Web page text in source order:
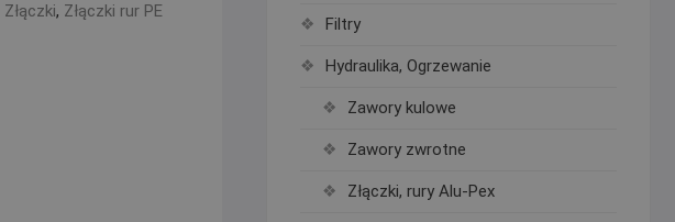
Złączki, Złączki rur PE
Filtry
Hydraulika, Ogrzewanie
Zawory kulowe
Zawory zwrotne
Złączki, rury Alu-Pex